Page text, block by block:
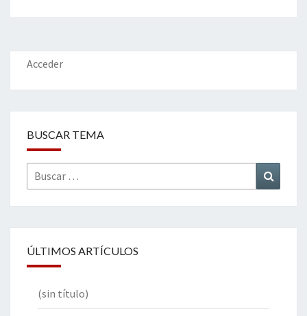
Acceder
BUSCAR TEMA
Buscar
por:
ÚLTIMOS ARTÍCULOS
(sin título)